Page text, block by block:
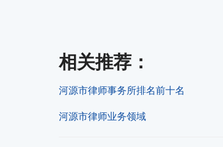
相关推荐 ：
河源市律师事务所排名前十名
河源市律师业务领域